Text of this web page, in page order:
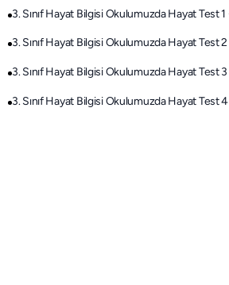
3. Sınıf Hayat Bilgisi Okulumuzda Hayat Test 1
3. Sınıf Hayat Bilgisi Okulumuzda Hayat Test 2
3. Sınıf Hayat Bilgisi Okulumuzda Hayat Test 3
3. Sınıf Hayat Bilgisi Okulumuzda Hayat Test 4